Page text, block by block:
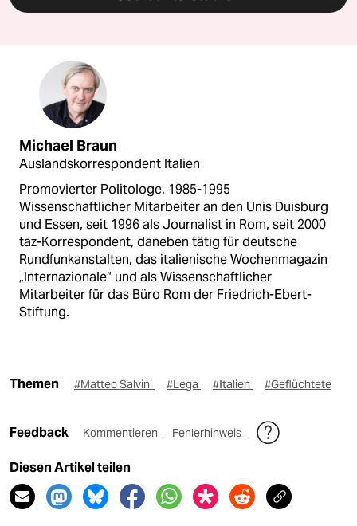
Michael Braun
Auslandskorrespondent Italien
Promovierter Politologe, 1985-1995
Wissenschaftlicher Mitarbeiter an den Unis Duisburg
und Essen, seit 1996 als Journalist in Rom, seit 2000
taz-Korrespondent, daneben tätig für deutsche
Rundfunkanstalten, das italienische Wochenmagazin
„Internazionale“ und als Wissenschaftlicher
Mitarbeiter für das Büro Rom der Friedrich-Ebert-
Stiftung.
Themen #Matteo Salvini #Lega #Italien #Geflüchtete
Feedback Kommentieren Fehlerhinweis
Diesen Artikel teilen